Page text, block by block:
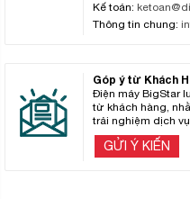
Kế toán:
Thông tin chung:
Góp ý từ Khách
Điện máy BigStar
từ khách hàng,
trải nghiệm dịch
GỬI Ý KIẾN